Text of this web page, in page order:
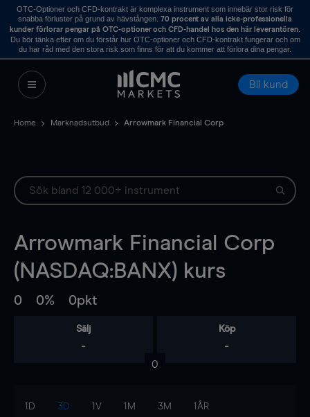
OTC-Optioner och CFD-kontrakt är komplexa instrument som innebär stor risk för
snabba förluster på grund av hävstången. 70 procent av alla icke-professionella
kunder förlorar pengar på OTC-optioner och CFD-handel hos den här leverantören.
Du bör tänka efter om du förstår hur OTC-optioner och CFD-kontrakt fungerar och om
du har råd med den stora risk som finns för att du kommer att förlora dina pengar.
Bli kund
Home Marknadsutbud Arrowmark Financial Corp
Arrowmark Financial Corp
(NASDAQ:BANX) kurs
0 0% 0pkt
Sälj
-
Köp
-
0
1D 3D 1V 1M 3M 1ÅR